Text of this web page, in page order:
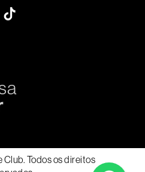
Todos os direitos